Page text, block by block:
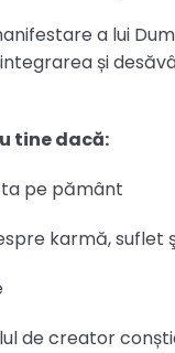
a lui
și
tine dacă:
ta pe pământ
karmă, suflet
de creator